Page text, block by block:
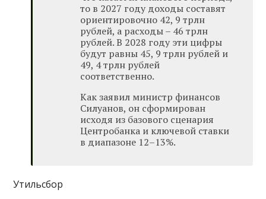
то в 2027 году доходы составят
ориентировочно 42, 9 трлн
рублей, а расходы – 46 трлн
рублей. В 2028 году эти цифры
будут равны 45, 9 трлн рублей и
49, 4 трлн рублей
соответственно.
Как заявил министр финансов
Силуанов, он сформирован
исходя из базового сценария
Центробанка и ключевой ставки
в диапазоне 12–13%.
Утильсбор